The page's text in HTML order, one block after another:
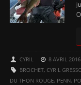
CYRIL 8 AVRIL 2016
BROCHET, CYRIL
DU THON ROUGE, PENN,